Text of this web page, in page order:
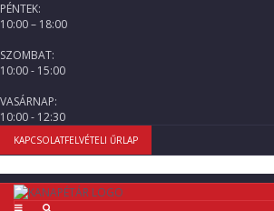
PÉNTEK:
10:00 – 18:00
SZOMBAT:
10:00 - 15:00
VASÁRNAP:
10:00 - 12:30
KAPCSOLATFELVÉTELI ŰRLAP